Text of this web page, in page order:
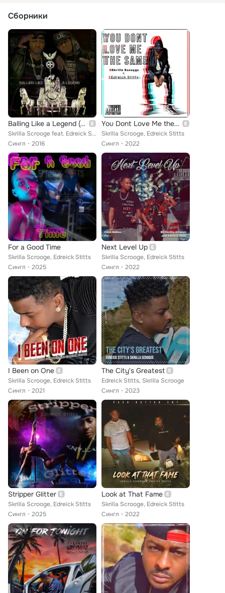
Сборники
Balling Like a Legend (feat. Edreick Stitts)
Skrilla Scrooge feat. Edreick Stitts
Сингл
2016
You Dont Love Me the Same
Skrilla Scrooge, Edreick Stitts
Сингл
2022
For a Good Time
Skrilla Scrooge, Edreick Stitts
Сингл
2025
Next Level Up
Skrilla Scrooge, Edreick Stitts
Сингл
2022
I Been on One
Skrilla Scrooge, Edreick Stitts
Сингл
2021
The City's Greatest
Edreick Stitts, Skrilla Scrooge
Сингл
2023
Stripper Glitter
Skrilla Scrooge, Edreick Stitts
Сингл
2025
Look at That Fame
Skrilla Scrooge, Edreick Stitts
Сингл
2022